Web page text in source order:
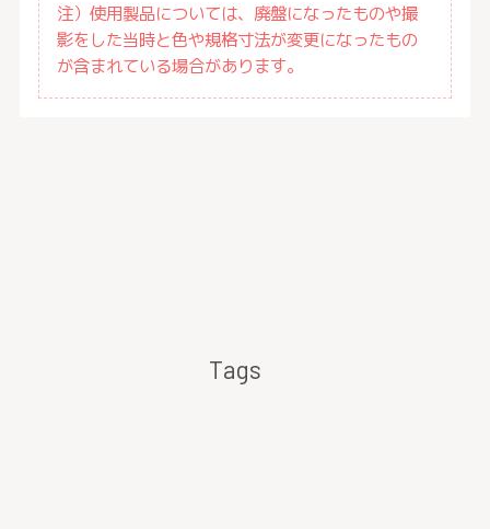
注）使用製品については、廃盤になったものや撮
影をした当時と色や規格寸法が変更になったもの
が含まれている場合があります。
Tags